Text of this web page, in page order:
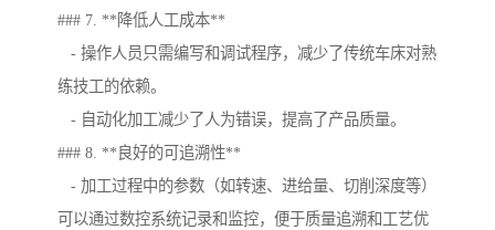
### 7. **降低人工成本**
- 操作人员只需编写和调试程序，减少了传统车床对熟
练技工的依赖。
- 自动化加工减少了人为错误，提高了产品质量。
### 8. **良好的可追溯性**
- 加工过程中的参数（如转速、进给量、切削深度等）
可以通过数控系统记录和监控，便于质量追溯和工艺优